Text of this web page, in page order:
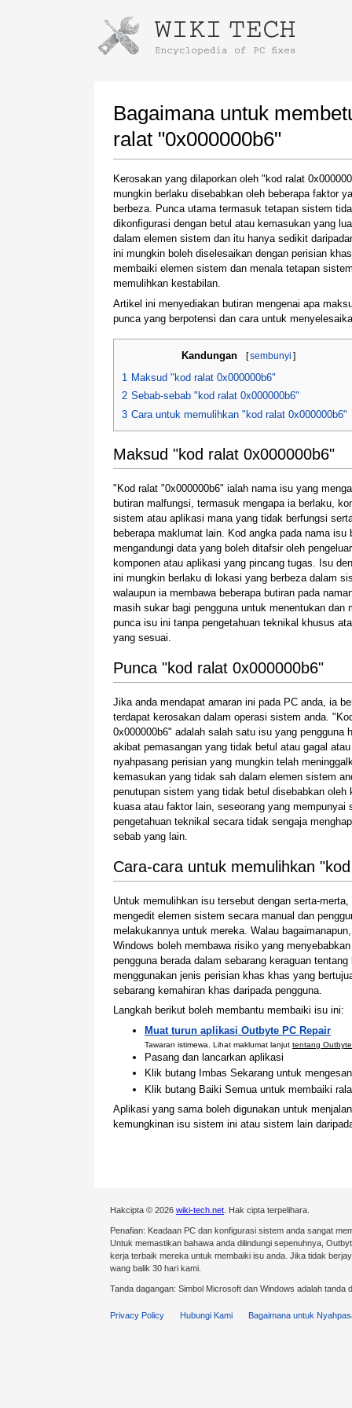
Bagaimana untuk
ralat "0x000000b6"
Kerosakan yang dilaporkan oleh "kod ralat
mungkin berlaku disebabkan oleh beberapa faktor
berbeza. Punca utama termasuk tetapan sistem
dikonfigurasi dengan betul atau kemasukan yang
dalam elemen sistem dan itu hanya sedikit
ini mungkin boleh diselesaikan dengan perisian
membaiki elemen sistem dan menala tetapan
memulihkan kestabilan.
Artikel ini menyediakan butiran mengenai apa
punca yang berpotensi dan cara untuk
Kandungan [sembunyi ]
1 Maksud "kod ralat 0x000000b6"
2 Sebab-sebab "kod ralat 0x000000b6"
3 Cara untuk memulihkan "kod ralat 0x000000b6"
Maksud "kod ralat 0x000000b6"
"Kod ralat "0x000000b6" ialah nama isu yang
butiran malfungsi, termasuk mengapa ia berlaku,
sistem atau aplikasi mana yang tidak berfungsi
beberapa maklumat lain. Kod angka pada nama isu
mengandungi data yang boleh ditafsir oleh pengeluar
komponen atau aplikasi yang pincang tugas. Isu
ini mungkin berlaku di lokasi yang berbeza dalam
walaupun ia membawa beberapa butiran pada
masih sukar bagi pengguna untuk menentukan dan
punca isu ini tanpa pengetahuan teknikal khusus
yang sesuai.
Punca "kod ralat 0x000000b6"
Jika anda mendapat amaran ini pada PC anda, ia
terdapat kerosakan dalam operasi sistem anda.
0x000000b6" adalah salah satu isu yang pengguna
akibat pemasangan yang tidak betul atau gagal atau
nyahpasang perisian yang mungkin telah
kemasukan yang tidak sah dalam elemen sistem
penutupan sistem yang tidak betul disebabkan oleh
kuasa atau faktor lain, seseorang yang mempunyai
pengetahuan teknikal secara tidak sengaja
sebab yang lain.
Cara-cara untuk memulihkan
Untuk memulihkan isu tersebut dengan serta-
mengedit elemen sistem secara manual dan
melakukannya untuk mereka. Walau
Windows boleh membawa risiko yang
pengguna berada dalam sebarang keraguan
menggunakan jenis perisian khas khas yang
sebarang kemahiran khas daripada pengguna.
Langkah berikut boleh membantu membaiki isu ini:
Muat turun aplikasi Outbyte PC Repair
Tawaran istimewa. Lihat maklumat lanjut tentang Outbyte
Pasang dan lancarkan aplikasi
Klik butang Imbas Sekarang untuk
Klik butang Baiki Semua untuk membaiki
Aplikasi yang sama boleh digunakan untuk
kemungkinan isu sistem ini atau sistem lain
Hakcipta © 2026 wiki-tech.net . Hak cipta terpelihara.
Penafian: Keadaan PC dan konfigurasi sistem anda sangat
Untuk memastikan bahawa anda dilindungi sepenuhnya,
kerja terbaik mereka untuk membaiki isu anda. Jika tidak
wang balik 30 hari kami.
Tanda dagangan: Simbol Microsoft dan Windows adalah
Privacy Policy Hubungi Kami Bagaimana untuk
Instructions for downloading using
Once the download is complete, click on the
downloaded file link